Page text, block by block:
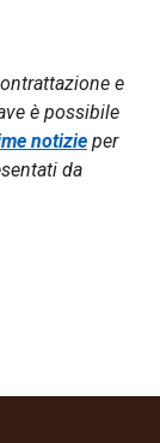
e
è possibile
notizie per
da